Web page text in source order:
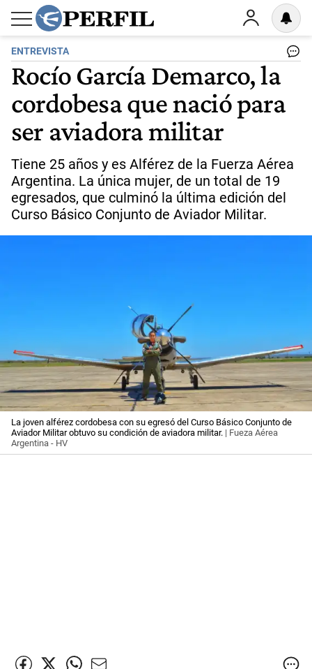
ENTREVISTA
Rocío García Demarco, la
cordobesa que nació para
ser aviadora militar
Tiene 25 años y es Alférez de la Fuerza Aérea
Argentina. La única mujer, de un total de 19
egresados, que culminó la última edición del
Curso Básico Conjunto de Aviador Militar.
La joven alférez cordobesa con su egresó del Curso Básico Conjunto de
Aviador Militar obtuvo su condición de aviadora militar. | Fueza Aérea
Argentina - HV